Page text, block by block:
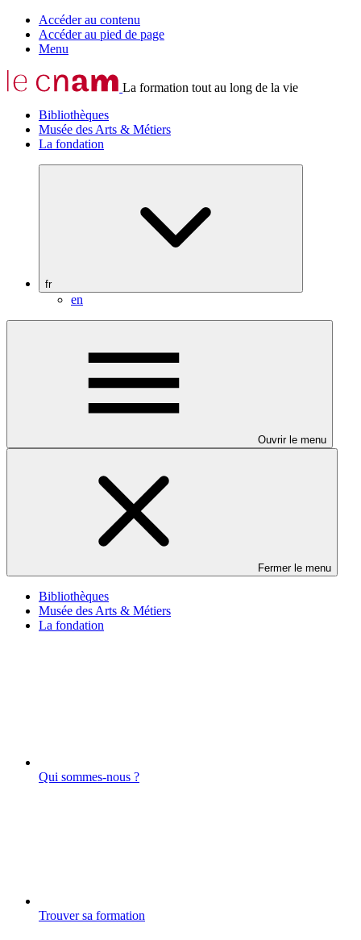
Accéder au contenu
Accéder au pied de page
Menu
La formation tout au long de la vie
Bibliothèques
Musée des Arts & Métiers
La fondation
fr
en
Ouvrir le menu
Fermer le menu
Bibliothèques
Musée des Arts & Métiers
La fondation
Qui sommes-nous ?
Trouver sa formation